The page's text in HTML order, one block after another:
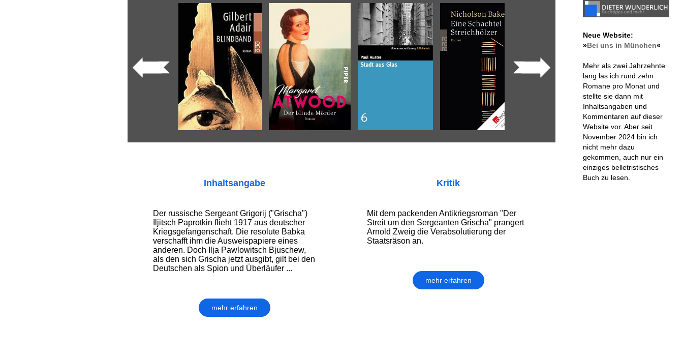
Inhaltsangabe
Der russische Sergeant Grigorij ("Grischa")
Iljitsch Paprotkin flieht 1917 aus deutscher
Kriegsgefangenschaft. Die resolute Babka
verschafft ihm die Ausweispapiere eines
anderen. Doch Ilja Pawlowitsch Bjuschew,
als den sich Grischa jetzt ausgibt, gilt bei den
Deutschen als Spion und Überläufer ...
mehr erfahren
Kritik
Mit dem packenden Antikriegsroman "Der
Streit um den Sergeanten Grischa" prangert
Arnold Zweig die Verabsolutierung der
Staatsräson an.
mehr erfahren
Neue Website:
»Bei uns in München«
Mehr als zwei Jahrzehnte
lang las ich rund zehn
Romane pro Monat und
stellte sie dann mit
Inhaltsangaben und
Kommentaren auf dieser
Website vor. Aber seit
November 2024 bin ich
nicht mehr dazu
gekommen, auch nur ein
einziges belletristisches
Buch zu lesen.